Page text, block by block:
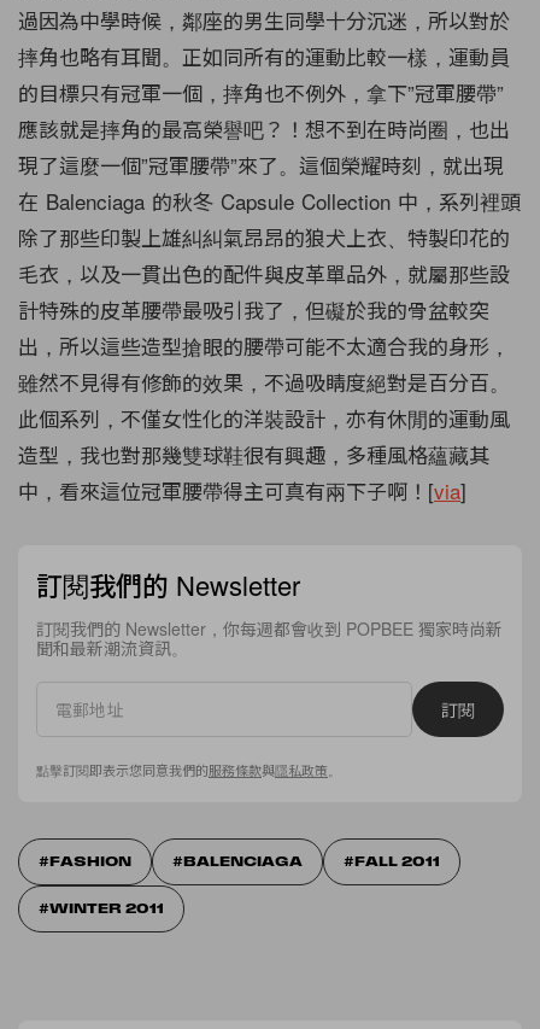
過因為中學時候，鄰座的男生同學十分沉迷，所以對於
摔角也略有耳聞。正如同所有的運動比較一樣，運動員
的目標只有冠軍一個，摔角也不例外，拿下”冠軍腰帶”
應該就是摔角的最高榮譽吧？！想不到在時尚圈，也出
現了這麼一個”冠軍腰帶”來了。這個榮耀時刻，就出現
在 Balenciaga 的秋冬 Capsule Collection 中，系列裡頭
除了那些印製上雄糾糾氣昂昂的狼犬上衣、特製印花的
毛衣，以及一貫出色的配件與皮革單品外，就屬那些設
計特殊的皮革腰帶最吸引我了，但礙於我的骨盆較突
出，所以這些造型搶眼的腰帶可能不太適合我的身形，
雖然不見得有修飾的效果，不過吸睛度絕對是百分百。
此個系列，不僅女性化的洋裝設計，亦有休閒的運動風
造型，我也對那幾雙球鞋很有興趣，多種風格蘊藏其
中，看來這位冠軍腰帶得主可真有兩下子啊！[via]
訂閱我們的 Newsletter
訂閱我們的 Newsletter，你每週都會收到 POPBEE 獨家時尚新
聞和最新潮流資訊。
訂閱
點擊訂閱即表示您同意我們的服務條款與隱私政策
FASHION BALENCIAGA FALL 2011
WINTER 2011